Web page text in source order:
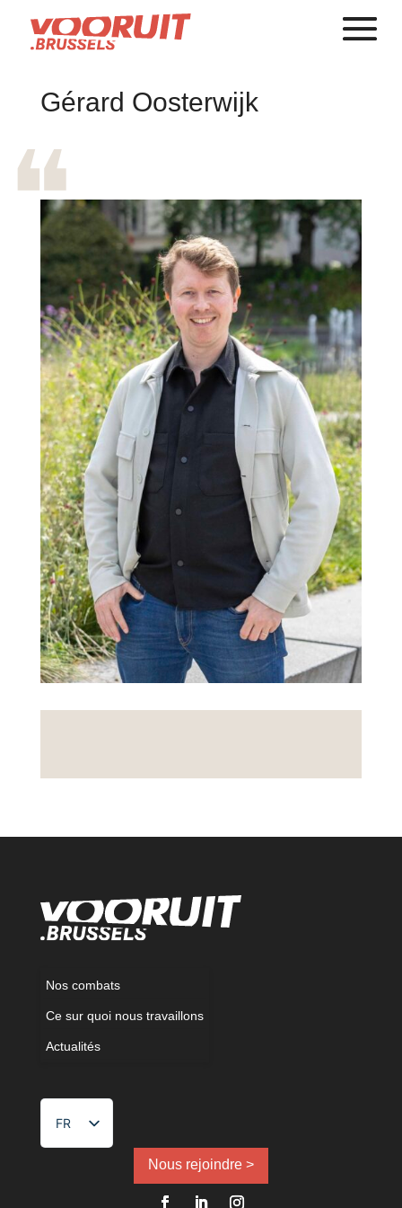
Gérard Oosterwijk
Nos combats
Ce sur quoi nous travaillons
Actualités
FR
NL
Nous rejoindre >